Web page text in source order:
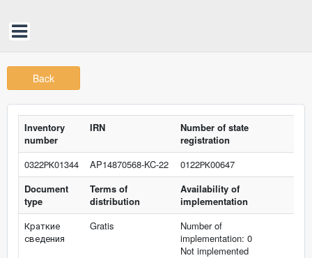
Back
Inventory
number
IRN
Number of state
registration
0322РК01344
AP14870568-KC-22
0122РК00647
Document
type
Terms of
distribution
Availability of
implementation
Краткие
сведения
Gratis
Number of
implementation: 0
Not implemented